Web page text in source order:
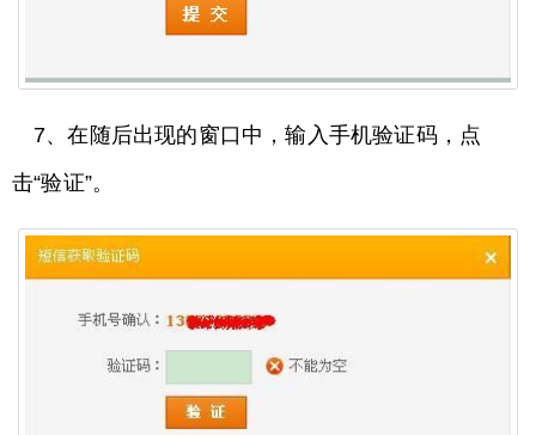
7、在随后出现的窗口中，输入手机验证码，点
击“验证”。